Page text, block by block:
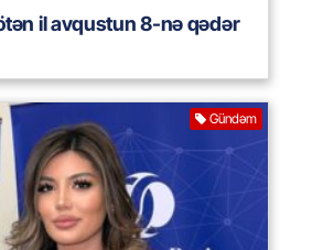
il avqustun 8-nə qədər
Gündəm